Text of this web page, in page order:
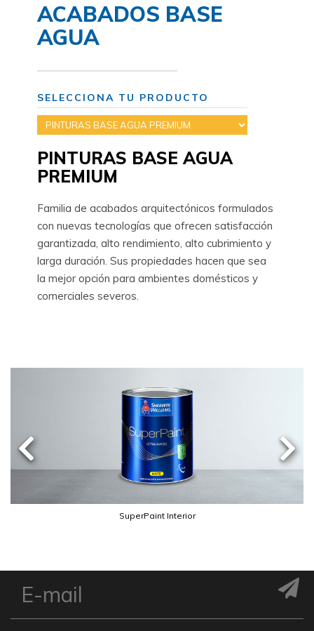
ACABADOS BASE
AGUA
SELECCIONA TU PRODUCTO
PINTURAS BASE AGUA
PREMIUM
Familia de acabados arquitectónicos formulados
con nuevas tecnologías que ofrecen satisfacción
garantizada, alto rendimiento, alto cubrimiento y
larga duración. Sus propiedades hacen que sea
la mejor opción para ambientes domésticos y
comerciales severos.
SuperPaint Interior